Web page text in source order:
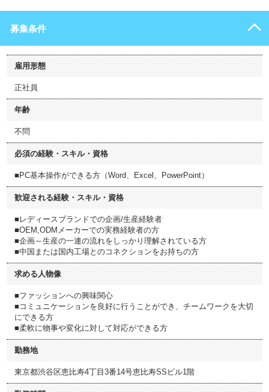
募集条件
雇用形態
正社員
年齢
不問
必須の経験・スキル・資格
■PC基本操作ができる方（Word、Excel、PowerPoint）
歓迎される経験・スキル・資格
■レディースブランドでの企画/生産経験者
■OEM,ODMメーカーでの実務経験者の方
■企画～生産の一連の流れをしっかり理解されている方
■中国または国内工場とのコネクションをお持ちの方
求める人物像
■ファッションへの興味関心
■コミュニケーションを良好に行うことができ、チームワークを大切
にできる方
■柔軟に物事や変化に対して対応ができる方
勤務地
東京都渋谷区恵比寿4丁目3番14号恵比寿SSビル1階